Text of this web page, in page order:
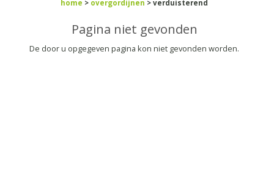
home > overgordijnen > verduisterend
Pagina niet gevonden
De door u opgegeven pagina kon niet gevonden worden.